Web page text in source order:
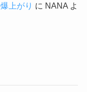
上がり に NANAよ